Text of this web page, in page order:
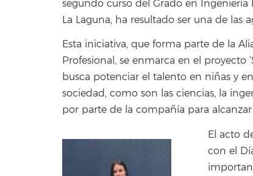
segundo curso del Grado en
La Laguna, ha resultado ser una de las
Esta iniciativa, que forma parte de la
Profesional, se enmarca en el proyecto
busca potenciar el talento en niñas y
sociedad, como son las ciencias, la
por parte de la compañía para
El acto
con el